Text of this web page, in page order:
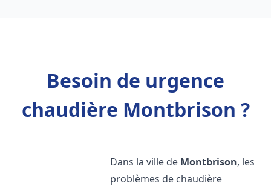
Besoin de urgence
chaudière Montbrison ?
Dans la ville de Montbrison, les
problèmes de chaudière